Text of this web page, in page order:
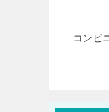
コンビ